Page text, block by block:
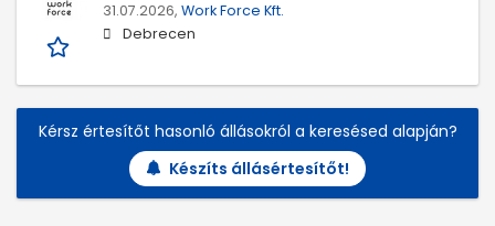
31.07.2026, Work Force Kft.
Debrecen
Kérsz értesítőt hasonló állásokról a keresésed alapján?
Készíts állásértesítőt!